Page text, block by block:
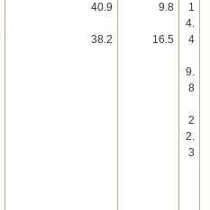
40.9
38.2
9.8
16.5
1
4.
4
9.
8
2
2.
3